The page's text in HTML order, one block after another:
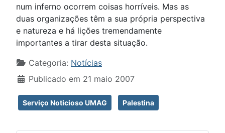
num inferno ocorrem coisas horríveis. Mas as
duas organizações têm a sua própria perspectiva
e natureza e há lições tremendamente
importantes a tirar desta situação.
Detalhes
Categoria: Notícias
Publicado em 21 maio 2007
Serviço Noticioso UMAG Palestina